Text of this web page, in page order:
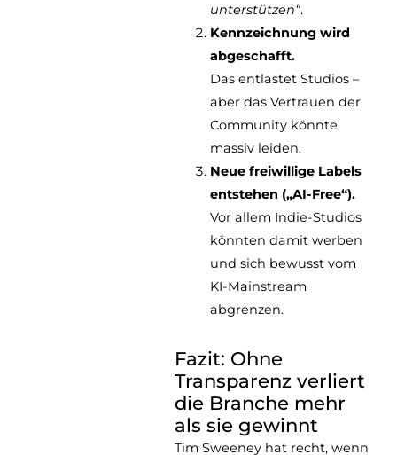
unterstützen“.
Kennzeichnung wird
abgeschafft.
Das entlastet Studios –
aber das Vertrauen der
Community könnte
massiv leiden.
Neue freiwillige Labels
entstehen („AI-Free“).
Vor allem Indie-Studios
könnten damit werben
und sich bewusst vom
KI-Mainstream
abgrenzen.
Fazit: Ohne
Transparenz verliert
die Branche mehr
als sie gewinnt
Tim Sweeney hat recht, wenn